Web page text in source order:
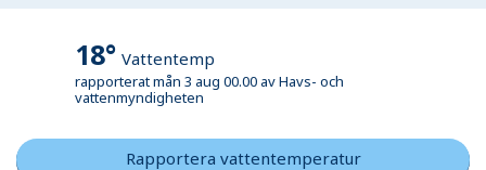
18° Vattentemp
rapporterat mån 3 aug 00.00 avHavs- och
vattenmyndigheten
Rapportera vattentemperatur